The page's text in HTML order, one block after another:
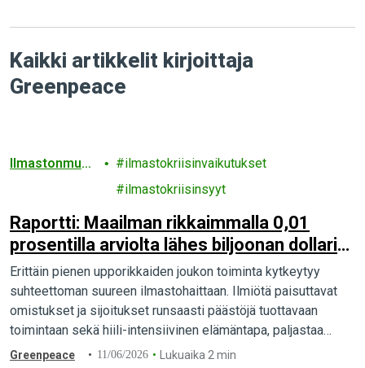
Kaikki artikkelit kirjoittaja
Greenpeace
Ilmastonmuut
ilmastokriisinvaikutukset
ilmastokriisinsyyt
Raportti: Maailman rikkaimmalla 0,01
prosentilla arviolta lähes biljoonan dollarin
vuotuinen ilmastovelka
Erittäin pienen upporikkaiden joukon toiminta kytkeytyy
suhteettoman suureen ilmastohaittaan. Ilmiötä paisuttavat
omistukset ja sijoitukset runsaasti päästöjä tuottavaan
toimintaan sekä hiili-intensiivinen elämäntapa, paljastaa
tuore kansainvälinen raportti.
Greenpeace 11/06/2026 Lukuaika 2 min